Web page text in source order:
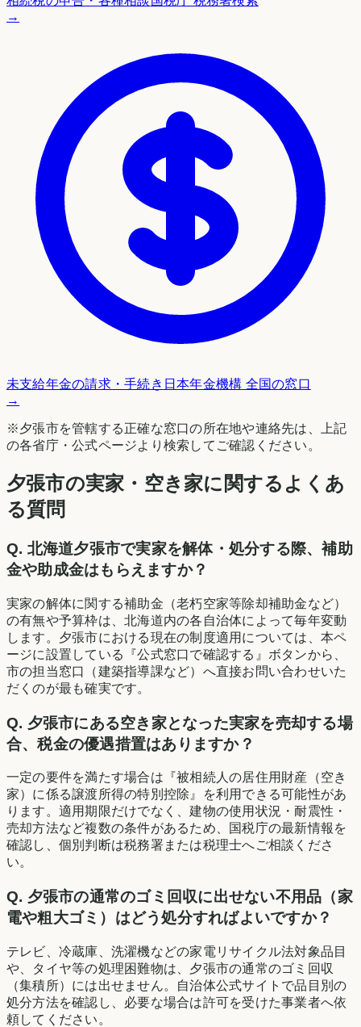
→
未支給年金の請求・手続き 日本年金機構 全国の窓口
→
※夕張市を管轄する正確な窓口の所在地や連絡先は、上記
の各省庁・公式ページより検索してご確認ください。
夕張市の実家・空き家に関するよくあ
る質問
Q. 北海道夕張市で実家を解体・処分する際、補助
金や助成金はもらえますか？
実家の解体に関する補助金（老朽空家等除却補助金など）
の有無や予算枠は、北海道内の各自治体によって毎年変動
します。夕張市における現在の制度適用については、本ペ
ージに設置している『公式窓口で確認する』ボタンから、
市の担当窓口（建築指導課など）へ直接お問い合わせいた
だくのが最も確実です。
Q. 夕張市にある空き家となった実家を売却する場
合、税金の優遇措置はありますか？
一定の要件を満たす場合は『被相続人の居住用財産（空き
家）に係る譲渡所得の特別控除』を利用できる可能性があ
ります。適用期限だけでなく、建物の使用状況・耐震性・
売却方法など複数の条件があるため、国税庁の最新情報を
確認し、個別判断は税務署または税理士へご相談くださ
い。
Q. 夕張市の通常のゴミ回収に出せない不用品（家
電や粗大ゴミ）はどう処分すればよいですか？
テレビ、冷蔵庫、洗濯機などの家電リサイクル法対象品目
や、タイヤ等の処理困難物は、夕張市の通常のゴミ回収
（集積所）には出せません。自治体公式サイトで品目別の
処分方法を確認し、必要な場合は許可を受けた事業者へ依
頼してください。